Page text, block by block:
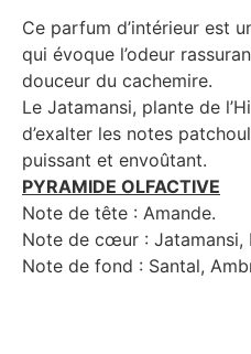
Ce parfum d’intérieur est
qui évoque l’odeur
douceur du cachemire.
Le Jatamansi, plante de
d’exalter les notes
puissant et envoûtant.
PYRAMIDE OLFACTIVE
Note de tête : Amande.
Note de cœur : Jatamansi,
Note de fond : Santal,